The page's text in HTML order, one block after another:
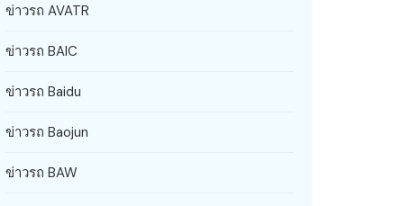
ข่าวรถ AVATR
ข่าวรถ BAIC
ข่าวรถ Baidu
ข่าวรถ Baojun
ข่าวรถ BAW